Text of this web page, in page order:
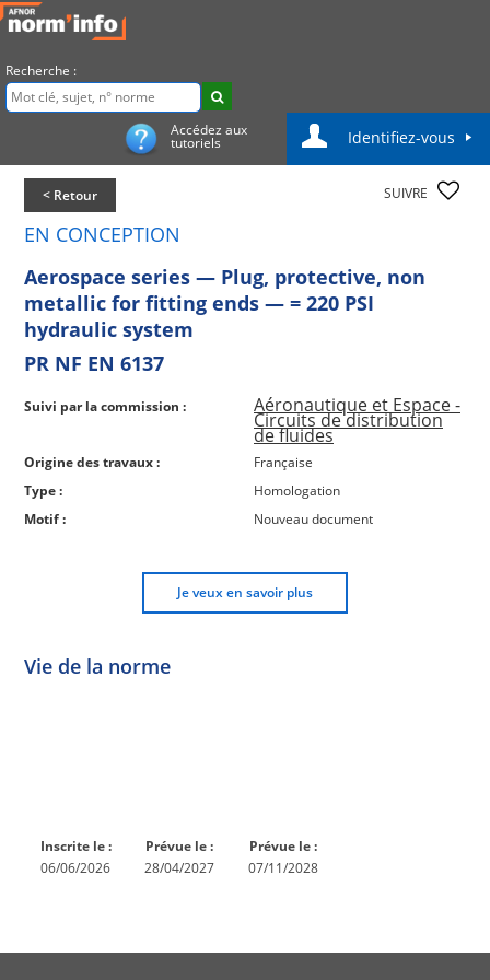
Recherche :
Accédez aux
tutoriels Identifiez-vous
< Retour SUIVRE
EN CONCEPTION
Aerospace series — Plug, protective, non
metallic for fitting ends — = 220 PSI
hydraulic system
PR NF EN 6137
Suivi par la commission : Aéronautique et Espace -
Circuits de distribution
de fluides
Origine des travaux :
Française
Type :
Homologation
Motif :
Nouveau document
Je veux en savoir plus
Vie de la norme
Inscrite le :
06/06/2026
Prévue le :
28/04/2027
Prévue le :
07/11/2028